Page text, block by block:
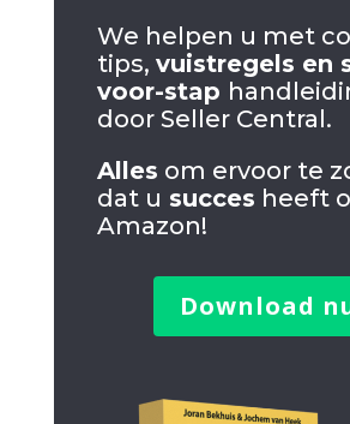
We helpen u met
tips, vuistregels en
voor-stap
door Seller Central.
Alles om ervoor te
dat u succes heeft
Amazon!
Download